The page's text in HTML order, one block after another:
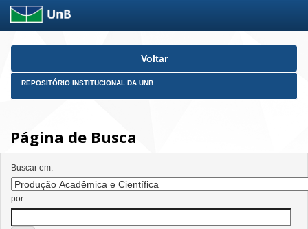
Skip
Voltar
REPOSITÓRIO INSTITUCIONAL DA UNB
Página de Busca
Buscar em:
por